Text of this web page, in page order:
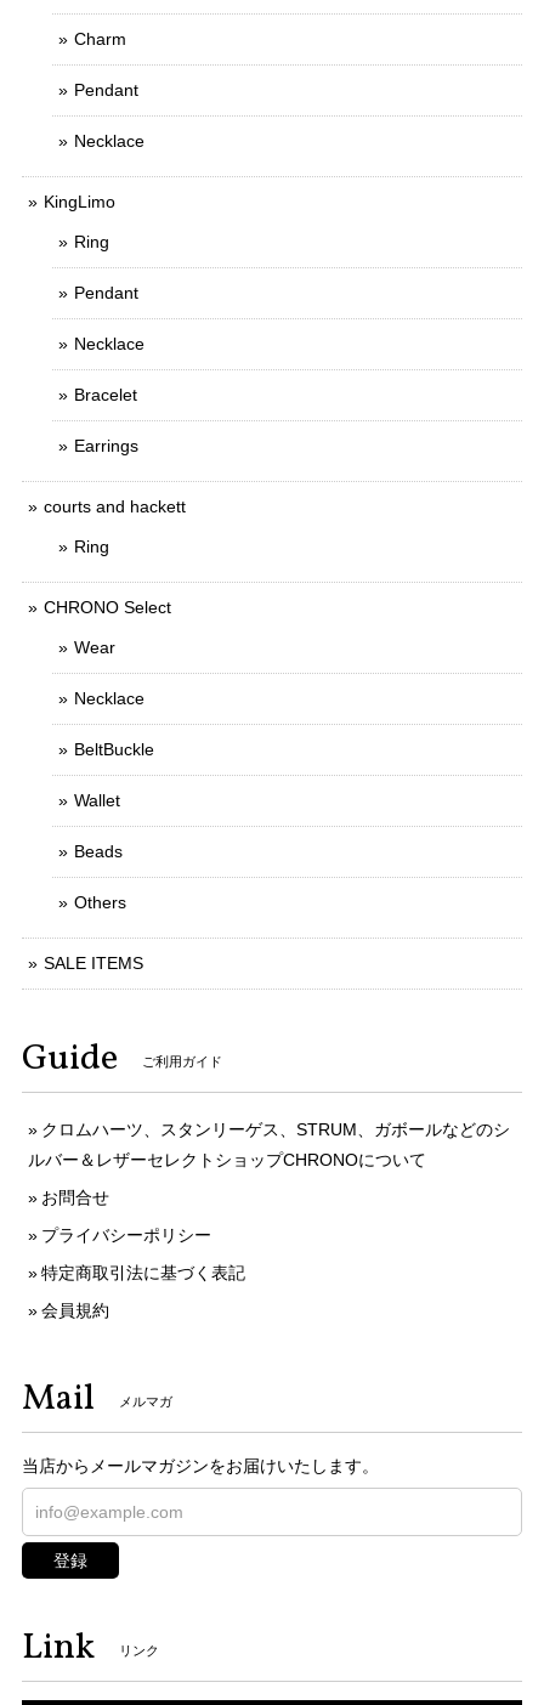
Charm
Pendant
Necklace
KingLimo
Ring
Pendant
Necklace
Bracelet
Earrings
courts and hackett
Ring
CHRONO Select
Wear
Necklace
BeltBuckle
Wallet
Beads
Others
SALE ITEMS
Guide ご利用ガイド
クロムハーツ、スタンリーゲス、STRUM、ガボールなどのシ
ルバー＆レザーセレクトショップCHRONOについて
お問合せ
プライバシーポリシー
特定商取引法に基づく表記
会員規約
Mail メルマガ
当店からメールマガジンをお届けいたします。
登録
Link リンク